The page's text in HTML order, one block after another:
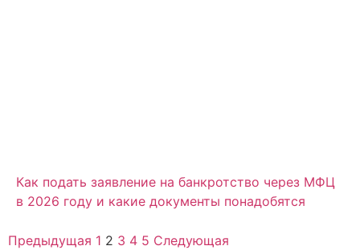
Как подать заявление на банкротство через МФЦ
в 2026 году и какие документы понадобятся
Предыдущая 1 2 3 4 5 Следующая